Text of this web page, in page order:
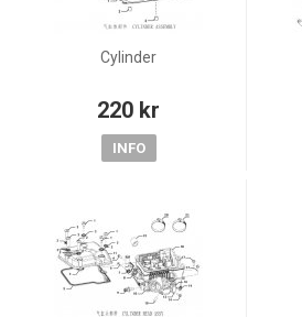
Cylinder
220 kr
INFO